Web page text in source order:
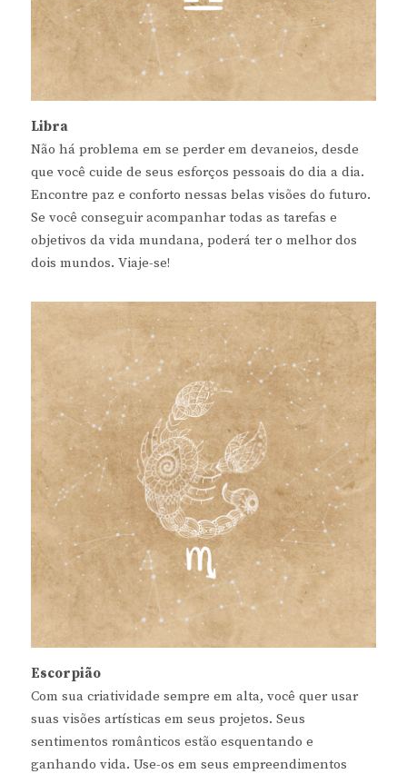
Libra
Não há problema em se perder em devaneios, desde
que você cuide de seus esforços pessoais do dia a dia.
Encontre paz e conforto nessas belas visões do futuro.
Se você conseguir acompanhar todas as tarefas e
objetivos da vida mundana, poderá ter o melhor dos
dois mundos. Viaje-se!
Escorpião
Com sua criatividade sempre em alta, você quer usar
suas visões artísticas em seus projetos. Seus
sentimentos românticos estão esquentando e
ganhando vida. Use-os em seus empreendimentos